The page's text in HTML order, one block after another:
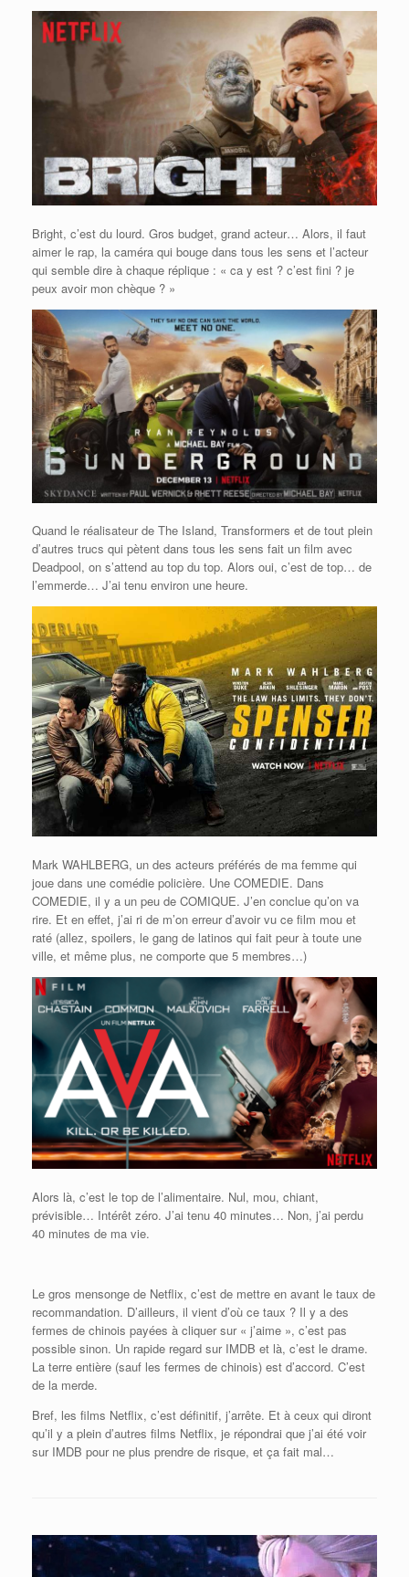
Bright, c’est du lourd. Gros budget, grand acteur… Alors, il faut
aimer le rap, la caméra qui bouge dans tous les sens et l’acteur
qui semble dire à chaque réplique : « ca y est ? c’est fini ? je
peux avoir mon chèque ? »
Quand le réalisateur de The Island, Transformers et de tout plein
d’autres trucs qui pètent dans tous les sens fait un film avec
Deadpool, on s’attend au top du top. Alors oui, c’est de top… de
l’emmerde… J’ai tenu environ une heure.
Mark WAHLBERG, un des acteurs préférés de ma femme qui
joue dans une comédie policière. Une COMEDIE. Dans
COMEDIE, il y a un peu de COMIQUE. J’en conclue qu’on va
rire. Et en effet, j’ai ri de m’on erreur d’avoir vu ce film mou et
raté (allez, spoilers, le gang de latinos qui fait peur à toute une
ville, et même plus, ne comporte que 5 membres…)
Alors là, c’est le top de l’alimentaire. Nul, mou, chiant,
prévisible… Intérêt zéro. J’ai tenu 40 minutes… Non, j’ai perdu
40 minutes de ma vie.
Le gros mensonge de Netflix, c’est de mettre en avant le taux de
recommandation. D’ailleurs, il vient d’où ce taux ? Il y a des
fermes de chinois payées à cliquer sur « j’aime », c’est pas
possible sinon. Un rapide regard sur IMDB et là, c’est le drame.
La terre entière (sauf les fermes de chinois) est d’accord. C’est
de la merde.
Bref, les films Netflix, c’est définitif, j’arrête. Et à ceux qui diront
qu’il y a plein d’autres films Netflix, je répondrai que j’ai été voir
sur IMDB pour ne plus prendre de risque, et ça fait mal…